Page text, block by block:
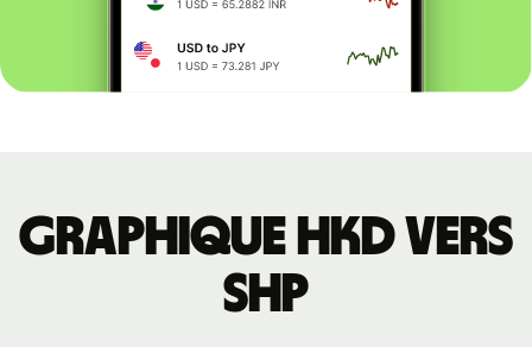
Graphique HKD vers
SHP